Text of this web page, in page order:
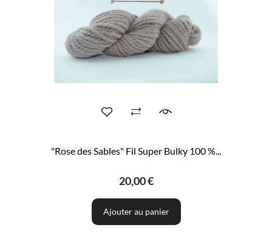
"Rose des Sables" Fil Super Bulky 100 %...
20,00 €
Ajouter au panier